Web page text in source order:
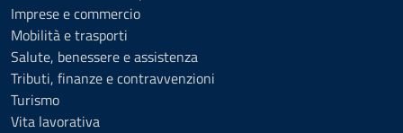
Imprese e commercio
Mobilità e trasporti
Salute, benessere e assistenza
Tributi, finanze e contravvenzioni
Turismo
Vita lavorativa